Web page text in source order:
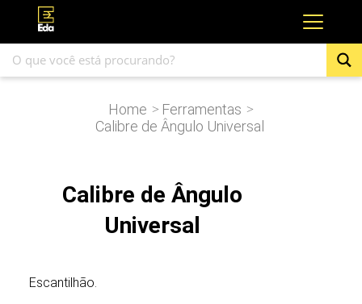
Home > Ferramentas >
Calibre de Ângulo Universal
Calibre de Ângulo
Universal
Escantilhão.